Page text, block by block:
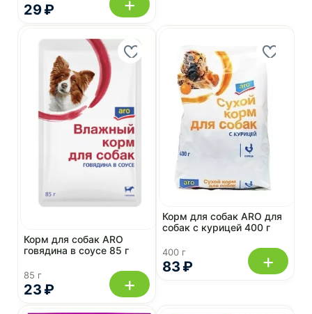
29 ₽
23 ₽
Корм для собак ARO
говядина в соусе 85 г
85 г +
83 ₽
Корм для собак ARO для
собак с курицей 400 г
400 г +